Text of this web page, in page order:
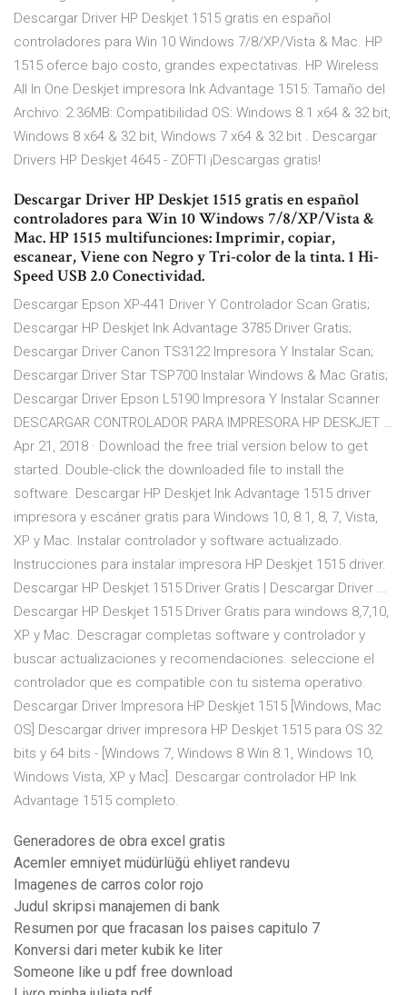
Descargar Driver HP Deskjet 1515 gratis en español
controladores para Win 10 Windows 7/8/XP/Vista & Mac. HP
1515 oferce bajo costo, grandes expectativas. HP Wireless
All In One Deskjet impresora Ink Advantage 1515: Tamaño del
Archivo: 2.36MB: Compatibilidad OS: Windows 8.1 x64 & 32 bit,
Windows 8 x64 & 32 bit, Windows 7 x64 & 32 bit . Descargar
Drivers HP Deskjet 4645 - ZOFTI ¡Descargas gratis!
Descargar Driver HP Deskjet 1515 gratis en español
controladores para Win 10 Windows 7/8/XP/Vista &
Mac. HP 1515 multifunciones: Imprimir, copiar,
escanear, Viene con Negro y Tri-color de la tinta. 1 Hi-
Speed USB 2.0 Conectividad.
Descargar Epson XP-441 Driver Y Controlador Scan Gratis;
Descargar HP Deskjet Ink Advantage 3785 Driver Gratis;
Descargar Driver Canon TS3122 Impresora Y Instalar Scan;
Descargar Driver Star TSP700 Instalar Windows & Mac Gratis;
Descargar Driver Epson L5190 Impresora Y Instalar Scanner
DESCARGAR CONTROLADOR PARA IMPRESORA HP DESKJET …
Apr 21, 2018 · Download the free trial version below to get
started. Double-click the downloaded file to install the
software. Descargar HP Deskjet Ink Advantage 1515 driver
impresora y escáner gratis para Windows 10, 8.1, 8, 7, Vista,
XP y Mac. Instalar controlador y software actualizado.
Instrucciones para instalar impresora HP Deskjet 1515 driver.
Descargar HP Deskjet 1515 Driver Gratis | Descargar Driver ...
Descargar HP Deskjet 1515 Driver Gratis para windows 8,7,10,
XP y Mac. Descragar completas software y controlador y
buscar actualizaciones y recomendaciones. seleccione el
controlador que es compatible con tu sistema operativo.
Descargar Driver Impresora HP Deskjet 1515 [Windows, Mac
OS] Descargar driver impresora HP Deskjet 1515 para OS 32
bits y 64 bits - [Windows 7, Windows 8 Win 8.1, Windows 10,
Windows Vista, XP y Mac]. Descargar controlador HP Ink
Advantage 1515 completo.
Generadores de obra excel gratis
Acemler emniyet müdürlüğü ehliyet randevu
Imagenes de carros color rojo
Judul skripsi manajemen di bank
Resumen por que fracasan los paises capitulo 7
Konversi dari meter kubik ke liter
Someone like u pdf free download